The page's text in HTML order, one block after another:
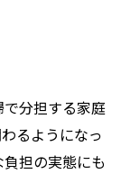
分担する家庭
るようになっ
担の実態にも